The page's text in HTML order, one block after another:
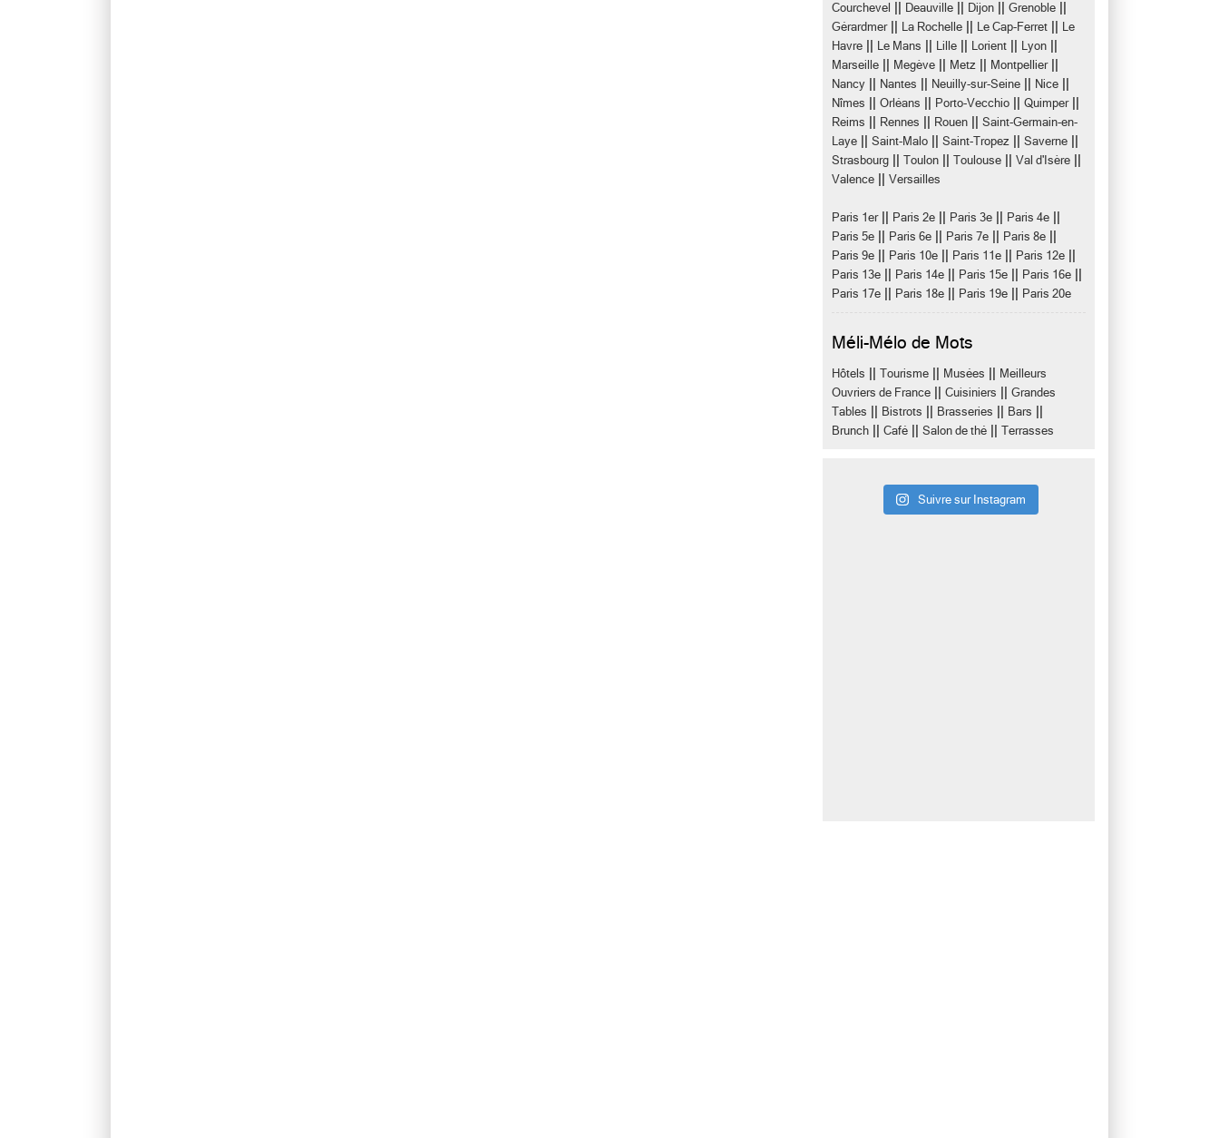
Courchevel Deauville Dijon Grenoble
Gérardmer|| La Rochelle Le Cap-Ferret
Le
Havre
Le Mans Lille Lorient Lyon
Marseille Megève Metz Montpellier||
Nancy Nantes Neuilly-sur-Seine Nice
Nîmes Orléans Porto-Vecchio Quimper||
Reims Rennes Rouen
Saint-Germain-en-
Laye
Saint-Malo Saint-Tropez Saverne
Strasbourg Toulon Toulouse Val d'Isère
Valence Versailles
Paris 1er|| Paris 2e Paris 3e Paris 4e
Paris 5e Paris 6e Paris 7e Paris 8e
Paris 9e Paris 10e Paris 11e Paris 12e
Paris 13e Paris 14e Paris 15e Paris 16e
Paris 17e Paris 18e Paris 19e Paris 20e
Méli-Mélo de Mots
Hôtels Tourisme Musées
Meilleurs
Ouvriers de France
Cuisiniers
Grandes
Tables
Bistrots Brasseries Bars
Brunch Café Salon de thé Terrasses
Suivre sur Instagram